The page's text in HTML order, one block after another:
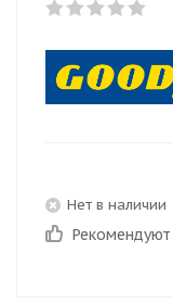
Нет в наличии
Рекомендуют